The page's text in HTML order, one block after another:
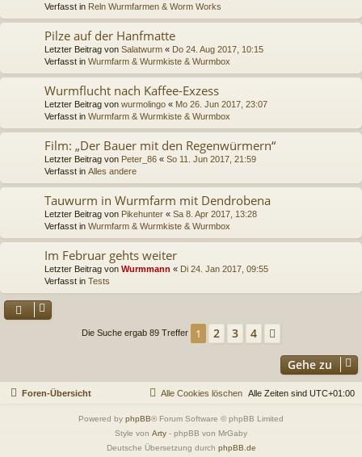
Verfasst in Reln Wurmfarmen & Worm Works
Pilze auf der Hanfmatte
Letzter Beitrag von Salatwurm « Do 24. Aug 2017, 10:15
Verfasst in Wurmfarm & Wurmkiste & Wurmbox
Wurmflucht nach Kaffee-Exzess
Letzter Beitrag von wurmolingo « Mo 26. Jun 2017, 23:07
Verfasst in Wurmfarm & Wurmkiste & Wurmbox
Film: „Der Bauer mit den Regenwürmern“
Letzter Beitrag von Peter_86 « So 11. Jun 2017, 21:59
Verfasst in Alles andere
Tauwurm in Wurmfarm mit Dendrobena
Letzter Beitrag von Pikehunter « Sa 8. Apr 2017, 13:28
Verfasst in Wurmfarm & Wurmkiste & Wurmbox
Im Februar gehts weiter
Letzter Beitrag von Wurmmann « Di 24. Jan 2017, 09:55
Verfasst in Tests
Die Suche ergab 89 Treffer 1 2 3 4
Gehe zu
Foren-Übersicht Alle Zeiten sind UTC+01:00
Alle Cookies löschen
Powered by phpBB® Forum Software © phpBB Limited
Style von Arty - phpBB von MrGaby
Deutsche Übersetzung durch phpBB.de